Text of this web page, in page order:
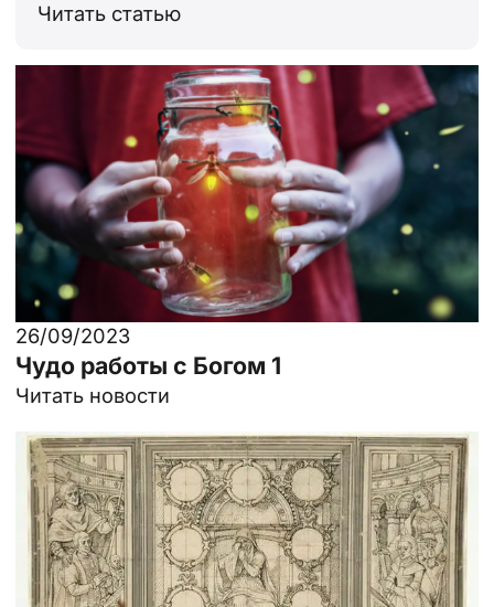
Читать статью
26/09/2023
Чудо работы с Богом 1
Читать новости